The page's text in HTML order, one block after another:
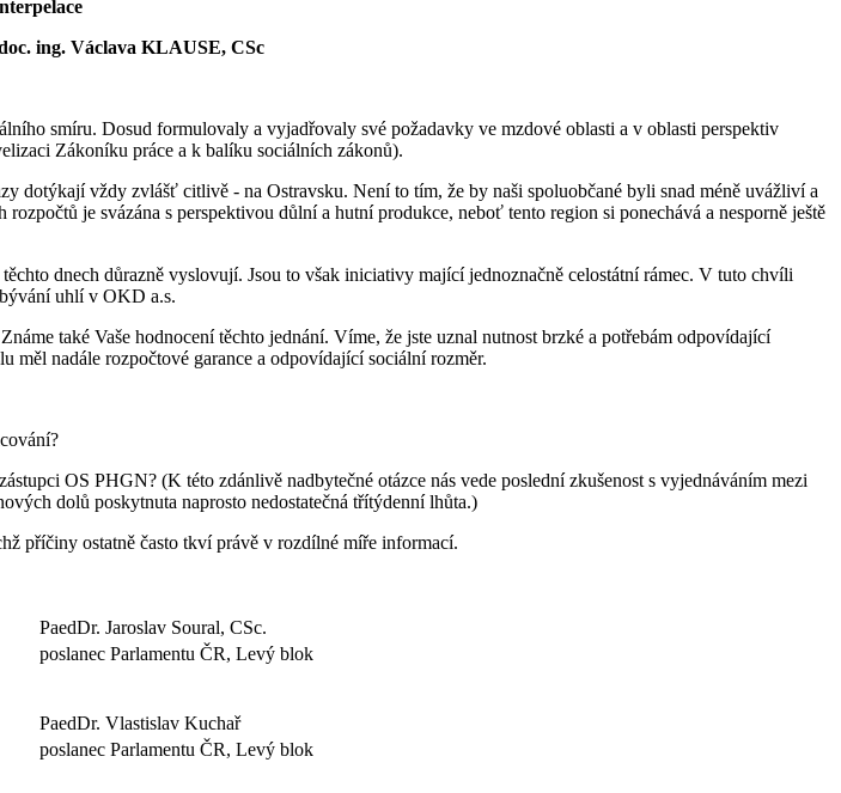
ing. Václava KLAUSE, CSc
smíru. Dosud formulovaly a vyjadřovaly své požadavky ve mzdové oblasti a v oblasti perspektiv
Zákoníku práce a k balíku sociálních zákonů).
dotýkají vždy zvlášť citlivě - na Ostravsku. Není to tím, že by naši spoluobčané byli snad méně uvážliví a
je svázána s perspektivou důlní a hutní produkce, neboť tento region si ponechává a nesporně ještě
dnech důrazně vyslovují. Jsou to však iniciativy mající jednoznačně celostátní rámec. V tuto chvíli
uhlí v OKD a.s.
také Vaše hodnocení těchto jednání. Víme, že jste uznal nutnost brzké a potřebám odpovídající
měl nadále rozpočtové garance a odpovídající sociální rozměr.
OS PHGN? (K této zdánlivě nadbytečné otázce nás vede poslední zkušenost s vyjednáváním mezi
dolů poskytnuta naprosto nedostatečná třítýdenní lhůta.)
příčiny ostatně často tkví právě v rozdílné míře informací.
PaedDr. Jaroslav Soural, CSc.
poslanec Parlamentu ČR, Levý blok
PaedDr. Vlastislav Kuchař
poslanec Parlamentu ČR, Levý blok